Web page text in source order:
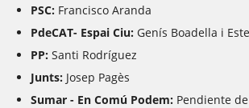
PSC: Francisco Aranda
PdeCAT- Espai Ciu: Genís Boadella i
PP: Santi Rodríguez
Junts: Josep Pagès
Sumar - En Comú Podem: Pendiente